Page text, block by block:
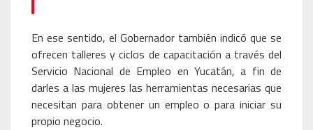
En ese sentido, el Gobernador también indicó que se
ofrecen talleres y ciclos de capacitación a través del
Servicio Nacional de Empleo en Yucatán, a fin de
darles a las mujeres las herramientas necesarias que
necesitan para obtener un empleo o para iniciar su
propio negocio.